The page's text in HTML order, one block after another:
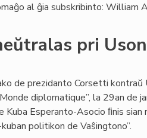
al ĝia subskribinto: William
pri
de prezidanto Corsetti kontraŭ
diplomatique”, la 29an de
Esperanto-Asocio ﬁnis sian
politikon de Vaŝingtono”.